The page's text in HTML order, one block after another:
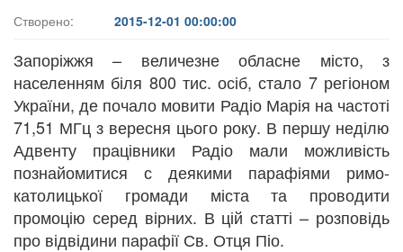
Створено: 2015-12-01 00:00:00
Запоріжжя – величезне обласне місто, з
населенням біля 800 тис. осіб, стало 7 регіоном
України, де почало мовити Радіо Марія на частоті
71,51 МГц з вересня цього року. В першу неділю
Адвенту працівники Радіо мали можливість
познайомитися с деякими парафіями римо-
католицької громади міста та проводити
промоцію серед вірних. В цій статті – розповідь
про відвідини парафії Св. Отця Піо.